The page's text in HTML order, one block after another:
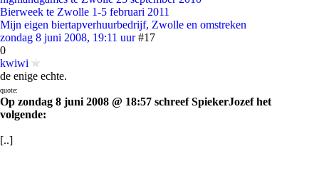
Bierweek te Zwolle 1-5 februari 2011
Mijn eigen biertapverhuurbedrijf, Zwolle en omstreken
zondag 8 juni 2008, 19:11 uur #17
0
kwiwi
de enige echte.
quote:
Op zondag 8 juni 2008 @ 18:57 schreef SpiekerJozef het
volgende:
[..]